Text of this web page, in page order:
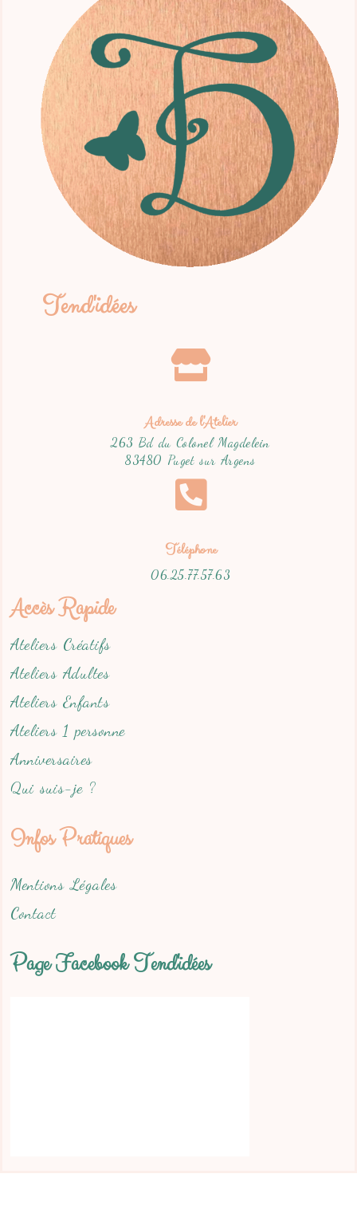
Tend'idées
Adresse de l'Atelier
263 Bd du Colonel Magdelein
83480 Puget sur Argens
Téléphone
06.25.77.57.63
Accès Rapide
Ateliers Créatifs
Ateliers Adultes
Ateliers Enfants
Ateliers 1 personne
Anniversaires
Qui suis-je ?
Infos Pratiques
Mentions Légales
Contact
Page Facebook Tend'idées